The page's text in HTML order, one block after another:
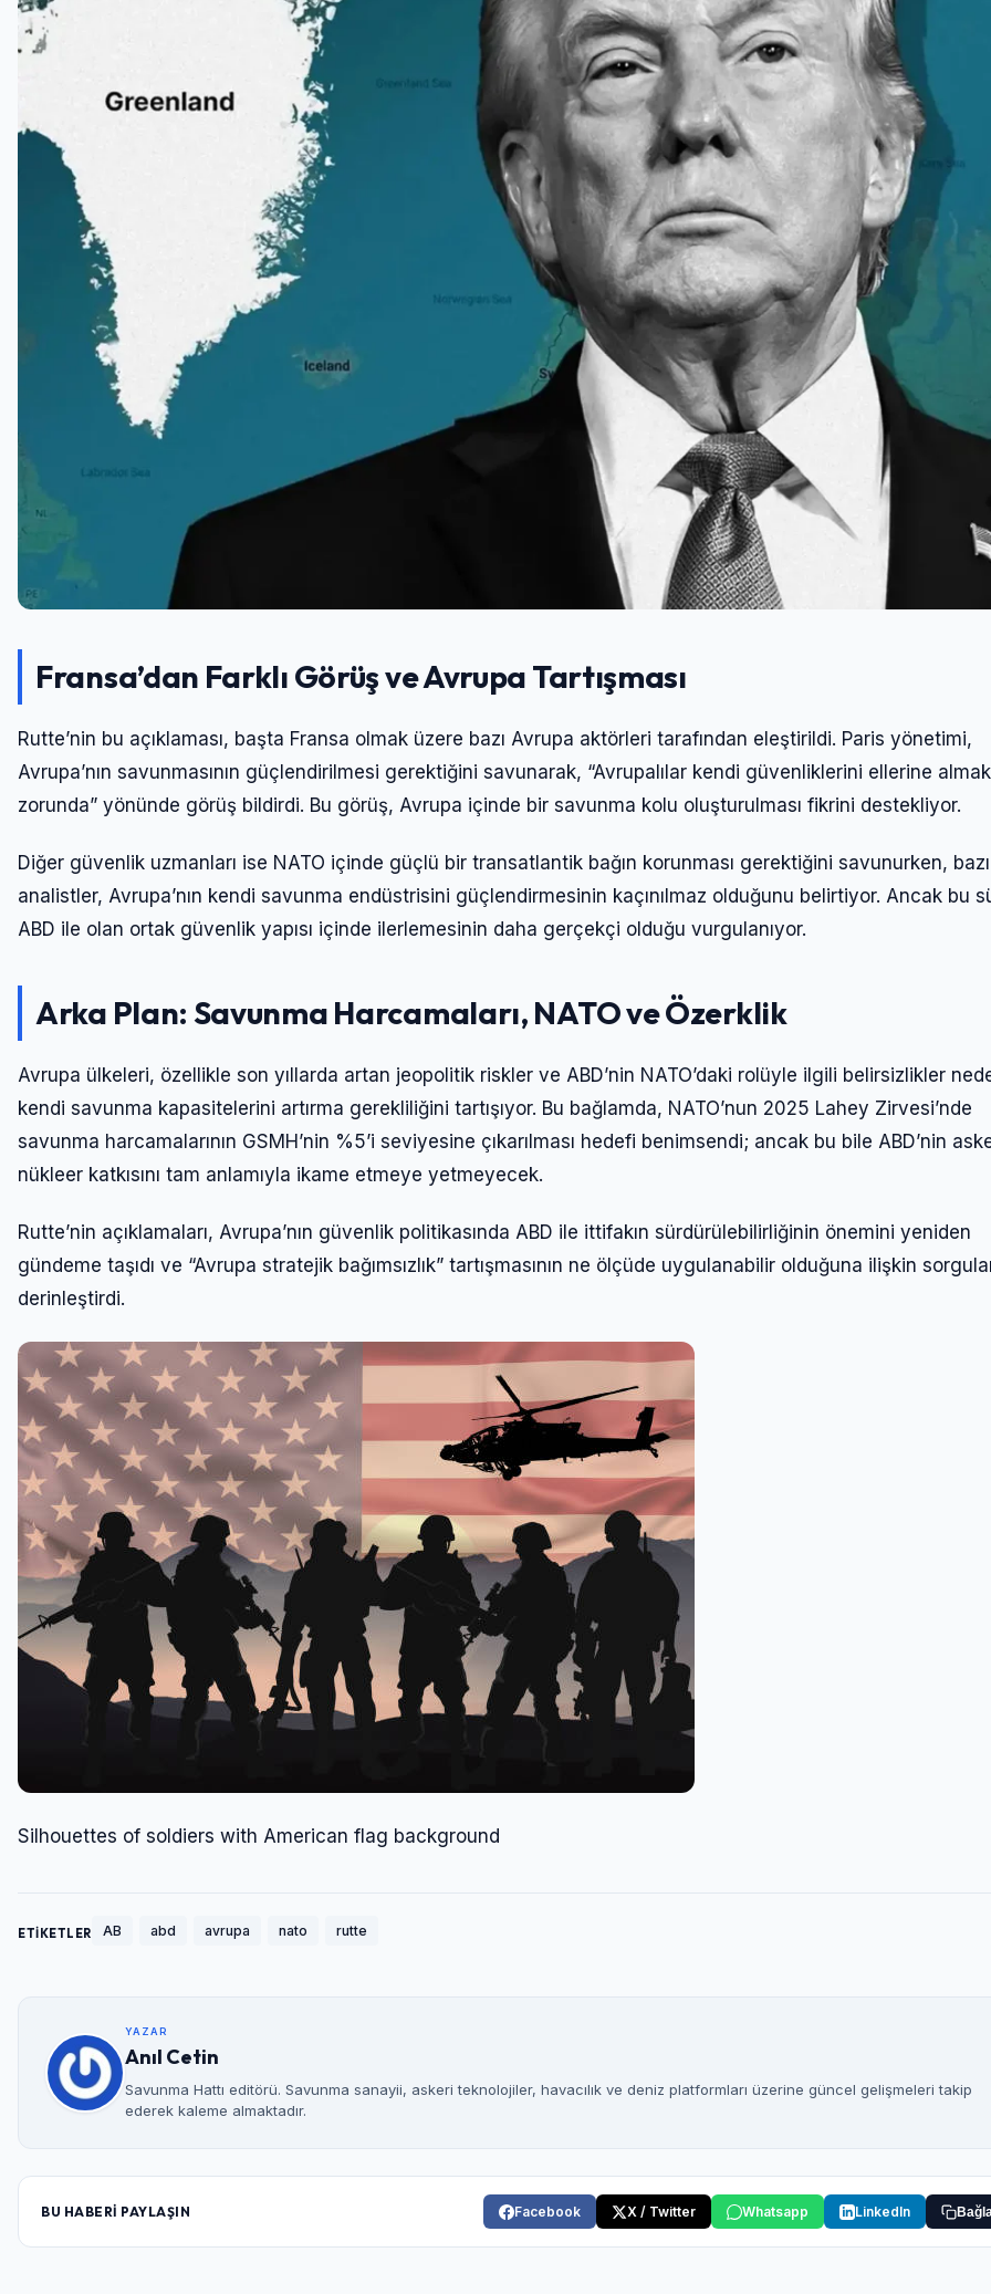
Fransa’dan Farklı Görüş ve Avrupa Tartışması
Rutte’nin bu açıklaması, başta Fransa olmak üzere bazı Avrupa aktörleri tarafından eleştirildi. Paris yönetimi,
Avrupa’nın savunmasının güçlendirilmesi gerektiğini savunarak, “Avrupalılar kendi güvenliklerini ellerine almak
zorunda” yönünde görüş bildirdi. Bu görüş, Avrupa içinde bir savunma kolu oluşturulması fikrini destekliyor.
Diğer güvenlik uzmanları ise NATO içinde güçlü bir transatlantik bağın korunması gerektiğini savunurken, bazı
analistler, Avrupa’nın kendi savunma endüstrisini güçlendirmesinin kaçınılmaz olduğunu belirtiyor. Ancak bu
ABD ile olan ortak güvenlik yapısı içinde ilerlemesinin daha gerçekçi olduğu vurgulanıyor.
Arka Plan: Savunma Harcamaları, NATO ve Özerklik
Avrupa ülkeleri, özellikle son yıllarda artan jeopolitik riskler ve ABD’nin NATO’daki rolüyle ilgili belirsizlikler
kendi savunma kapasitelerini artırma gerekliliğini tartışıyor. Bu bağlamda, NATO’nun 2025 Lahey Zirvesi’nde
savunma harcamalarının GSMH’nin %5’i seviyesine çıkarılması hedefi benimsendi; ancak bu bile ABD’nin
nükleer katkısını tam anlamıyla ikame etmeye yetmeyecek.
Rutte’nin açıklamaları, Avrupa’nın güvenlik politikasında ABD ile ittifakın sürdürülebilirliğinin önemini yeniden
gündeme taşıdı ve “Avrupa stratejik bağımsızlık” tartışmasının ne ölçüde uygulanabilir olduğuna ilişkin
derinleştirdi.
Silhouettes of soldiers with American flag background
ETİKETLER AB abd avrupa nato rutte
YAZAR
Anıl Cetin
Savunma Hattı editörü. Savunma sanayii, askeri teknolojiler, havacılık ve deniz platformları üzerine güncel gelişmeleri takip
ederek kaleme almaktadır.
BU HABERİ PAYLAŞIN Facebook X / Twitter Whatsapp LinkedIn
Beni Hatırla